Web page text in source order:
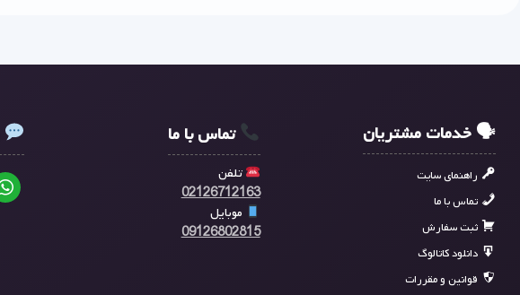
🗣 خدمات مشتریان
راهنمای سایت
تماس با ما
ثبت سفارش
دانلود کاتالوگ
قوانین و مقررات
تماس با ما
تلفن
02126712163
موبایل
09126802815